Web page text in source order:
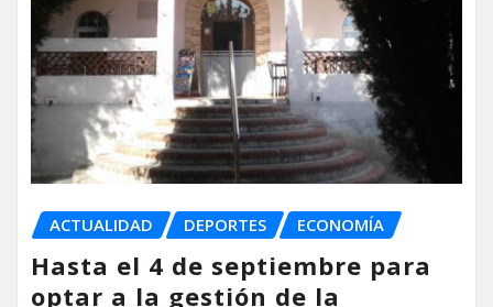
ACTUALIDAD DEPORTES ECONOMÍA
Hasta el 4 de septiembre para
optar a la gestión de la